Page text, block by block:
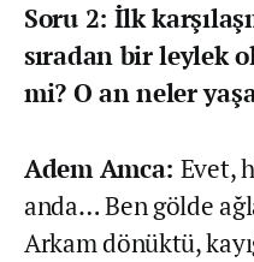
Soru 2: İlk
sıradan bir leylek
mi? O an neler
Adem Amca: Evet,
anda… Ben gölde
Arkam dönüktü,